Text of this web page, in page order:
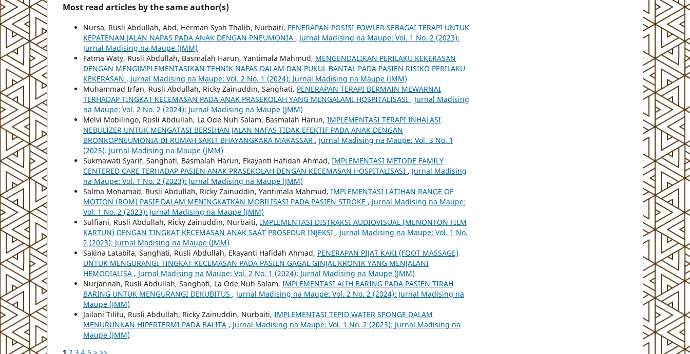
Most read articles by the same author(s)
Nursa, Rusli Abdullah, Abd. Herman Syah Thalib, Nurbaiti, PENERAPAN POSISI FOWLER SEBAGAI TERAPI UNTUK
KEPATENAN JALAN NAPAS PADA ANAK DENGAN PNEUMONIA , Jurnal Madising na Maupe: Vol. 1 No. 2 (2023):
Jurnal Madising na Maupe (JMM)
Fatma Waty, Rusli Abdullah, Basmalah Harun, Yantimala Mahmud, MENGENDALIKAN PERILAKU KEKERASAN
DENGAN MENGIMPLEMENTASIKAN TEHNIK NAFAS DALAM DAN PUKUL BANTAL PADA PASIEN RISIKO PERILAKU
KEKERASAN , Jurnal Madising na Maupe: Vol. 2 No. 1 (2024): Jurnal Madising na Maupe (JMM)
Muhammad Irfan, Rusli Abdullah, Ricky Zainuddin, Sanghati, PENERAPAN TERAPI BERMAIN MEWARNAI
TERHADAP TINGKAT KECEMASAN PADA ANAK PRASEKOLAH YANG MENGALAMI HOSPITALISASI , Jurnal Madising
na Maupe: Vol. 2 No. 2 (2024): Jurnal Madising na Maupe (JMM)
Melvi Mobilingo, Rusli Abdullah, La Ode Nuh Salam, Basmalah Harun, IMPLEMENTASI TERAPI INHALASI
NEBULIZER UNTUK MENGATASI BERSIHAN JALAN NAFAS TIDAK EFEKTIF PADA ANAK DENGAN
BRONKOPNEUMONIA DI RUMAH SAKIT BHAYANGKARA MAKASSAR , Jurnal Madising na Maupe: Vol. 3 No. 1
(2025): Jurnal Madising na Maupe (JMM)
Sukmawati Syarif, Sanghati, Basmalah Harun, Ekayanti Hafidah Ahmad, IMPLEMENTASI METODE FAMILY
CENTERED CARE TERHADAP PASIEN ANAK PRASEKOLAH DENGAN KECEMASAN HOSPITALISASI , Jurnal Madising
na Maupe: Vol. 1 No. 2 (2023): Jurnal Madising na Maupe (JMM)
Salma Mohamad, Rusli Abdullah, Ricky Zainuddin, Yantimala Mahmud, IMPLEMENTASI LATIHAN RANGE OF
MOTION (ROM) PASIF DALAM MENINGKATKAN MOBILISASI PADA PASIEN STROKE , Jurnal Madising na Maupe:
Vol. 1 No. 2 (2023): Jurnal Madising na Maupe (JMM)
Sulfiani, Rusli Abdullah, Ricky Zainuddin, Nurbaiti, IMPLEMENTASI DISTRAKSI AUDIOVISUAL (MENONTON FILM
KARTUN) DENGAN TINGKAT KECEMASAN ANAK SAAT PROSEDUR INJEKSI , Jurnal Madising na Maupe: Vol. 1 No.
2 (2023): Jurnal Madising na Maupe (JMM)
Sakina Latabila, Sanghati, Rusli Abdullah, Ekayanti Hafidah Ahmad, PENERAPAN PIJAT KAKI (FOOT MASSAGE)
UNTUK MENGURANGI TINGKAT KECEMASAN PADA PASIEN GAGAL GINJAL KRONIK YANG MENJALANI
HEMODIALISA , Jurnal Madising na Maupe: Vol. 2 No. 1 (2024): Jurnal Madising na Maupe (JMM)
Nurjannah, Rusli Abdullah, Sanghati, La Ode Nuh Salam, IMPLEMENTASI ALIH BARING PADA PASIEN TIRAH
BARING UNTUK MENGURANGI DEKUBITUS , Jurnal Madising na Maupe: Vol. 2 No. 2 (2024): Jurnal Madising na
Maupe (JMM)
Jailani Tilitu, Rusli Abdullah, Ricky Zainuddin, Nurbaiti, IMPLEMENTASI TEPID WATER SPONGE DALAM
MENURUNKAN HIPERTERMI PADA BALITA , Jurnal Madising na Maupe: Vol. 1 No. 2 (2023): Jurnal Madising na
Maupe (JMM)